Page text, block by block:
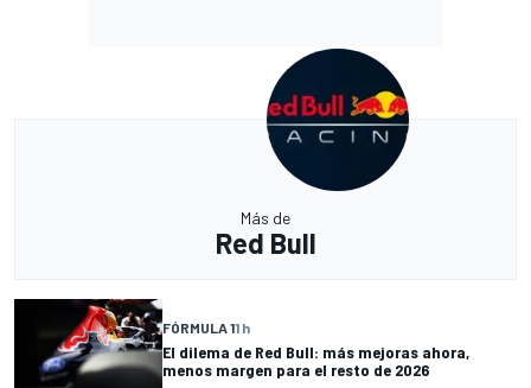
Más de
Red Bull
FÓRMULA 11 h
El dilema de Red Bull: más mejoras ahora,
menos margen para el resto de 2026